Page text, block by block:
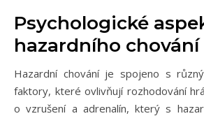
Psychologické
hazardního chování
Hazardní chování je spojeno s
faktory, které ovlivňují rozhodování
o vzrušení a adrenalín, který s